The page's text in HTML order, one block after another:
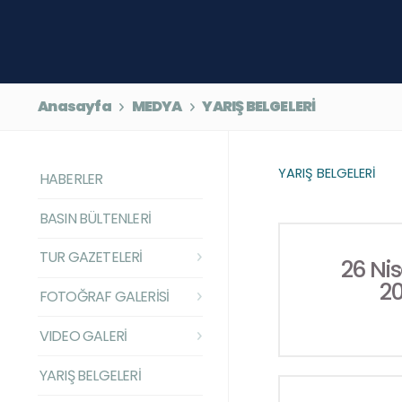
Anasayfa MEDYA YARIŞ BELGELERİ
HABERLER
BASIN BÜLTENLERİ
TUR GAZETELERİ
FOTOĞRAF GALERİSİ
VIDEO GALERİ
YARIŞ BELGELERİ
YARIŞ BELGELERİ
26